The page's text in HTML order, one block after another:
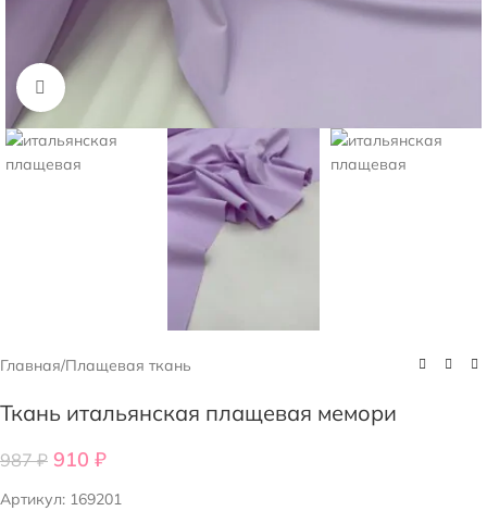
Нажмите, чтобы увеличить
Главная/Плащевая ткань
Ткань итальянская плащевая мемори
987₽ 910 ₽
Артикул: 169201